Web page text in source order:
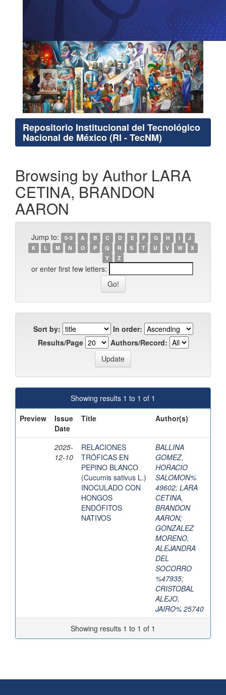
Repositorio Institucional del Tecnológico
Nacional de México (RI - TecNM)
Browsing by Author LARA
CETINA, BRANDON
AARON
Jump to: 0-9 A B C D E F G H I
J
K
L M N O P Q R S T U V W
X
Y
Z
or enter first few letters:
Sort by:
In order:
Results/Page
Authors/Record:
Showing results 1 to 1 of 1
Preview
Issue
Date
Title Author(s)
2025-
12-10
RELACIONES
TRÓFICAS EN
PEPINO BLANCO
(Cucumis sativus L.)
INOCULADO CON
HONGOS
ENDÓFITOS
NATIVOS
BALLINA
GOMEZ,
HORACIO
SALOMON%
49602; LARA
CETINA,
BRANDON
AARON;
GONZALEZ
MORENO,
ALEJANDRA
DEL
SOCORRO
%47935;
CRISTOBAL
ALEJO,
JAIRO% 25740
Showing results 1 to 1 of 1